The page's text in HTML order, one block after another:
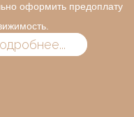
оформить предоплату